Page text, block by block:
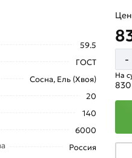
59.5
ГОСТ
Сосна, Ель (Хвоя)
20
140
6000
Россия
-
На